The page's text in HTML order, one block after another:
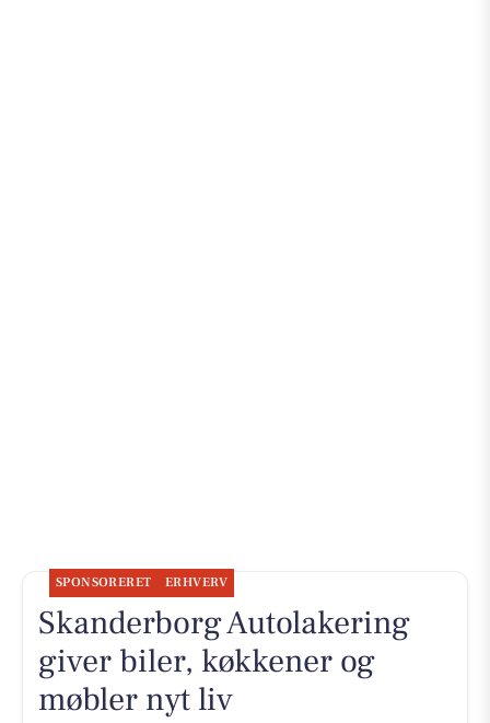
SPONSORERET ERHVERV
Skanderborg Autolakering
giver biler, køkkener og
møbler nyt liv